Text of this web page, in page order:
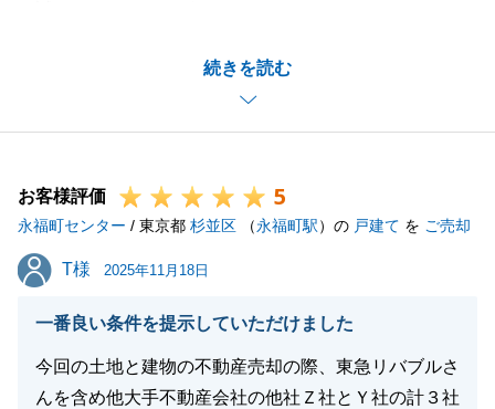
続きを読む
様に購入いただき、ご満足頂けるお取引ができたこ
と、大変嬉しく思います。
お忙しい中、国内外問わず迅速にご対応・ご協力いた
きました。心より御礼申し上げます。
引き続き、何か不動産のお困りごとがございました
ら、お気軽にご連絡くださいませ。
今後とも、東急リバブルをご愛顧いただきますよう、
何卒宜しくお願いいたします。
お客様評価 5
永福町センター / 東京都 杉並区 （永福町駅）の 戸建て を ご売却
T様
T様 2025年11月18日
一番良い条件を提示していただけました
今回の土地と建物の不動産売却の際、東急リバブルさ
んを含め他大手不動産会社の他社Ｚ社とＹ社の計３社